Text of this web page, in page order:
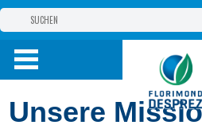
GRUPPE
PRODUKTE
Unsere